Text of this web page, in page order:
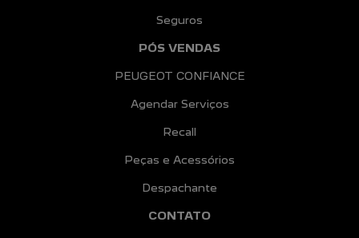
Seguros
PÓS VENDAS
PEUGEOT CONFIANCE
Agendar Serviços
Recall
Peças e Acessórios
Despachante
CONTATO